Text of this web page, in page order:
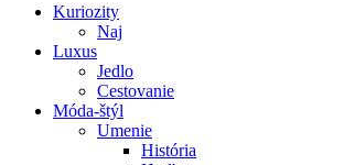
Kuriozity
Naj
Luxus
Jedlo
Cestovanie
Móda-štýl
Umenie
História